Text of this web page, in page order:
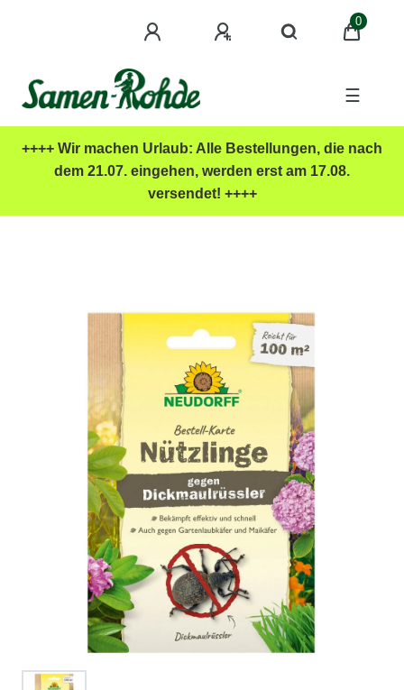
0
☰
++++ Wir machen Urlaub: Alle Bestellungen, die nach
dem 21.07. eingehen, werden erst am 17.08.
versendet! ++++